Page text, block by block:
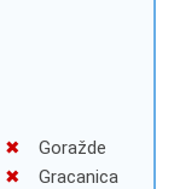
Goražde
Gracanica